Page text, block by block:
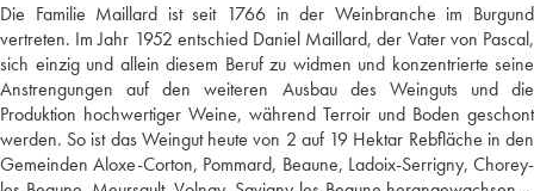
Die Familie Maillard ist seit 1766 in der Weinbranche im Burgund
vertreten. Im Jahr 1952 entschied Daniel Maillard, der Vater von Pascal,
sich einzig und allein diesem Beruf zu widmen und konzentrierte seine
Anstrengungen auf den weiteren Ausbau des Weinguts und die
Produktion hochwertiger Weine, während Terroir und Boden geschont
werden. So ist das Weingut heute von 2 auf 19 Hektar Rebfläche in den
Gemeinden Aloxe-Corton, Pommard, Beaune, Ladoix-Serrigny, Chorey-